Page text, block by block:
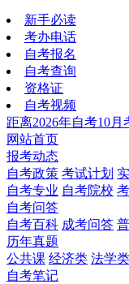
新手必读
考办电话
自考报名
自考查询
资格证
自考视频
距离2026年自考10
网站首页
报考动态
自考政策 考试计划
自考专业 自考院校
自考问答
自考百科 成考问答
历年真题
公共课 经济类 法学类
自考笔记